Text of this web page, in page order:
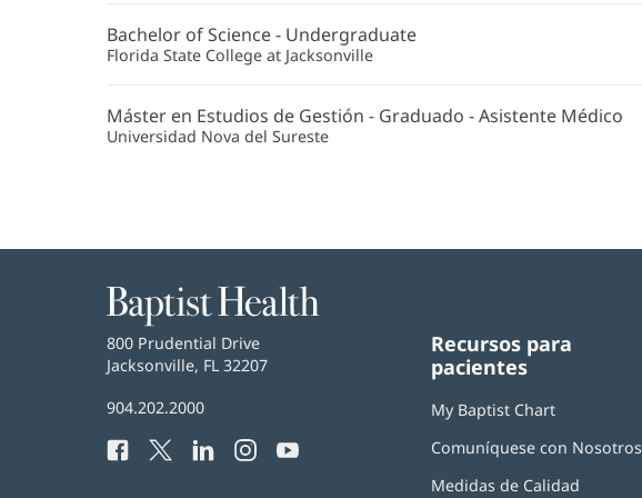
Bachelor of Science - Undergraduate
Florida State College at Jacksonville
Máster en Estudios de Gestión - Graduado - Asistente Médico
Universidad Nova del Sureste
Baptist
Health
Baptist
Health
800 Prudential Drive
Jacksonville, FL 32207
ventana
Número
Teléfono
904.202.2000
Facebook
(SeTwitter
(SeLinkedIn
(SeInstagram
(SeYouTube
Recursos para
pacientes
My Baptist Chart
Comuníquese con Nosotros
Medidas de Calidad